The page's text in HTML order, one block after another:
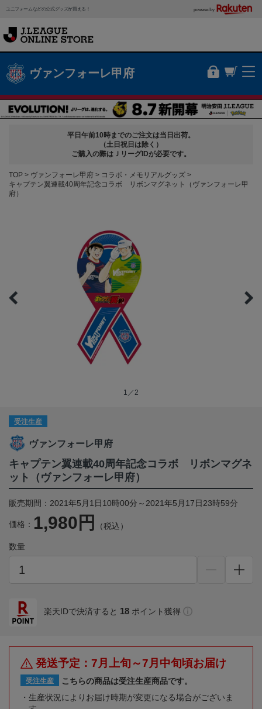
ユニフォームなどの公式グッズが買える！ powered by
ヴァンフォーレ甲府
平日午前10時までのご注文は当日出荷。
（土日祝日は除く）
ご購入の際はＪリーグIDが必要です。
TOP ヴァンフォーレ甲府
コラボ・メモリアルグッズ
キャプテン翼連載40周年記念コラボ リボンマグネット（ヴァンフォーレ甲
府）
1／2
受注生産
ヴァンフォーレ甲府
キャプテン翼連載40周年記念コラボ リボンマグネ
ット（ヴァンフォーレ甲府）
販売期間：2021年5月1日10時00分～2021年5月17日23時59分
価格： 1,980円 （税込）
数量
楽天IDで決済すると 18 ポイント獲得
発送予定：7月上旬～7月中旬頃お届け
受注生産
こちらの商品は受注生産商品です。
生産状況によりお届け時期が変更になる場合がございま